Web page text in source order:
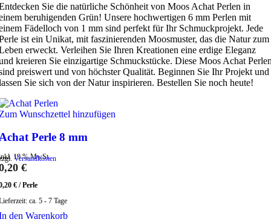
Sie die natürliche Schönheit von Moos Achat Perlen in
beruhigenden Grün! Unsere hochwertigen 6 mm Perlen mit
Fädelloch von 1 mm sind perfekt für Ihr Schmuckprojekt. Jede
ist ein Unikat, mit faszinierenden Moosmuster, das die Natur zum
erweckt. Verleihen Sie Ihren Kreationen eine erdige Eleganz
kreieren Sie einzigartige Schmuckstücke. Diese Moos Achat
preiswert und von höchster Qualität. Beginnen Sie Ihr Projekt und
Sie sich von der Natur inspirieren. Bestellen Sie noch heute!
Wunschzettel hinzufügen
Perle 8 mm
19 % MwSt.
Versandkosten
€
€ /Perle
ca. 5 - 7 Tage
den Warenkorb